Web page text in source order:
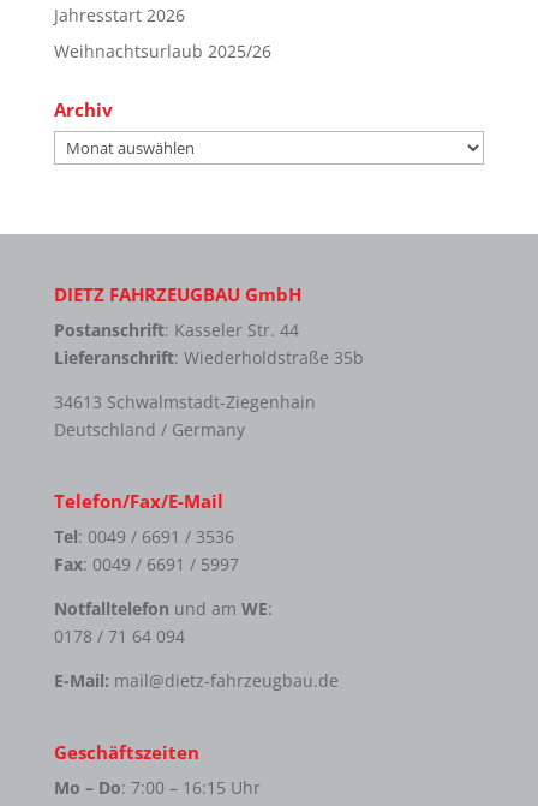
Jahresstart 2026
Weihnachtsurlaub 2025/26
Archiv
Archiv
DIETZ FAHRZEUGBAU GmbH
Postanschrift: Kasseler Str. 44
Lieferanschrift: Wiederholdstraße 35b
34613 Schwalmstadt-Ziegenhain
Deutschland / Germany
Telefon/Fax/E-Mail
Tel: 0049 / 6691 / 3536
Fax: 0049 / 6691 / 5997
Notfalltelefon und am WE:
0178 / 71 64 094
E-Mail: mail@dietz-fahrzeugbau.de
Geschäftszeiten
Mo – Do: 7:00 – 16:15 Uhr